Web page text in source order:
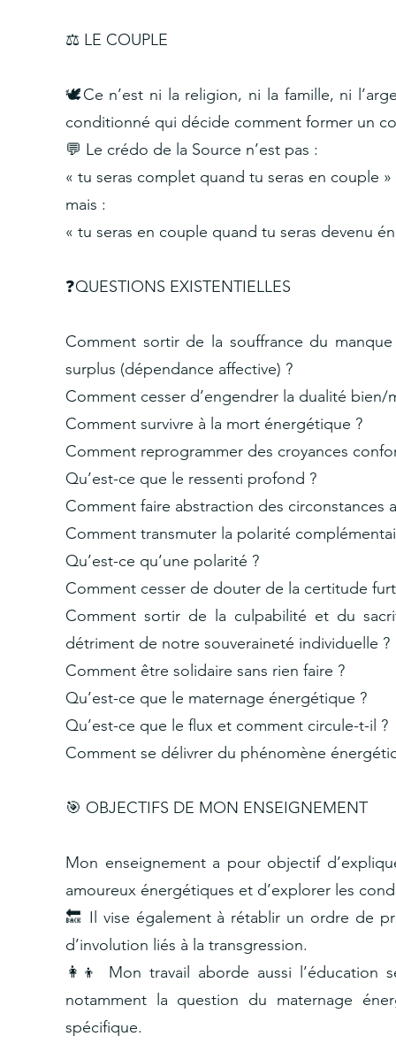
⚖️ LE COUPLE
🕊️Ce n’est ni la religion, ni la famille, ni
conditionné qui décide comment former un
💬 Le crédo de la Source n’est pas :
« tu seras complet quand tu seras en couple »
mais :
« tu seras en couple quand tu seras devenu
❓QUESTIONS EXISTENTIELLES
Comment sortir de la souffrance du
surplus (dépendance affective) ?
Comment cesser d’engendrer la dualité bien/
Comment survivre à la mort énergétique ?
Comment reprogrammer des croyances
Qu’est-ce que le ressenti profond ?
Comment faire abstraction des circonstances
Comment transmuter la polarité
Qu’est-ce qu’une polarité ?
Comment cesser de douter de la certitude
Comment sortir de la culpabilité et du
détriment de notre souveraineté individuelle ?
Comment être solidaire sans rien faire ?
Qu’est-ce que le maternage énergétique ?
Qu’est-ce que le flux et comment circule-t-il ?
Comment se délivrer du phénomène
🎯 OBJECTIFS DE MON ENSEIGNEMENT
Mon enseignement a pour objectif
amoureux énergétiques et d’explorer les
🔙 Il vise également à rétablir un ordre de
d’involution liés à la transgression.
👩‍👦 Mon travail aborde aussi l’éducation
notamment la question du maternage
spécifique.